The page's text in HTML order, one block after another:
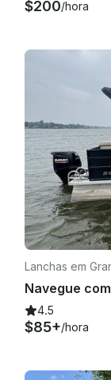
manchem
Estamos aqui
incrível no Lago
e inesquecível!
você embarcar.
o tanque de
aluguel. Seu
gasolina da
$200/hora
Lanchas em
4.5
$85+/hora